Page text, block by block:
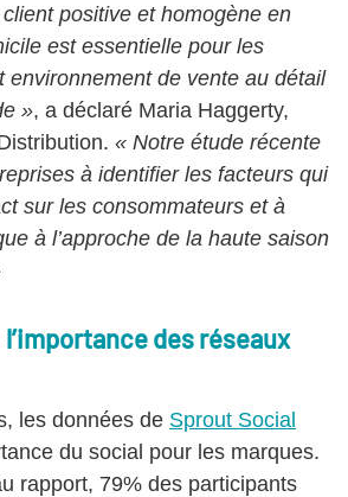
client positive et homogène en
est essentielle pour les
environnement de vente au détail
», a déclaré Maria Haggerty,
« Notre étude récente
à identifier les facteurs qui
sur les consommateurs et à
à l’approche de la haute saison
des réseaux
les données de Sprout Social
du social pour les marques.
rapport, 79% des participants